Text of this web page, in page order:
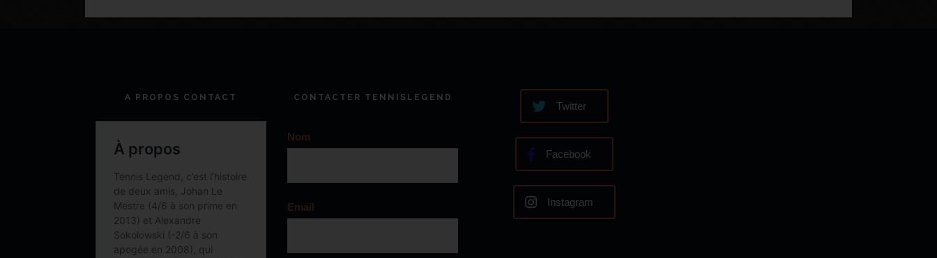
A PROPOS CONTACT CONTACTER TENNISLEGEND
Nom
Email
Twitter
Facebook
Instagram